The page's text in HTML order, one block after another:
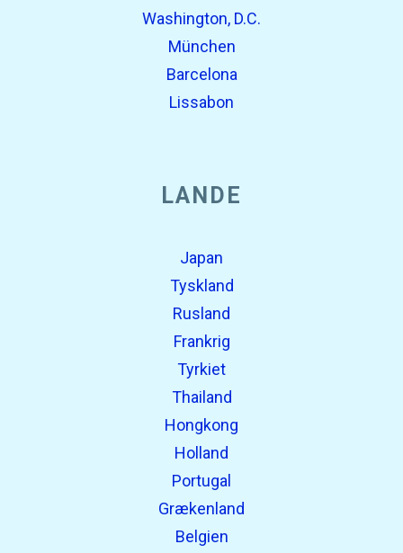
Washington, D.C.
München
Barcelona
Lissabon
LANDE
Japan
Tyskland
Rusland
Frankrig
Tyrkiet
Thailand
Hongkong
Holland
Portugal
Grækenland
Belgien